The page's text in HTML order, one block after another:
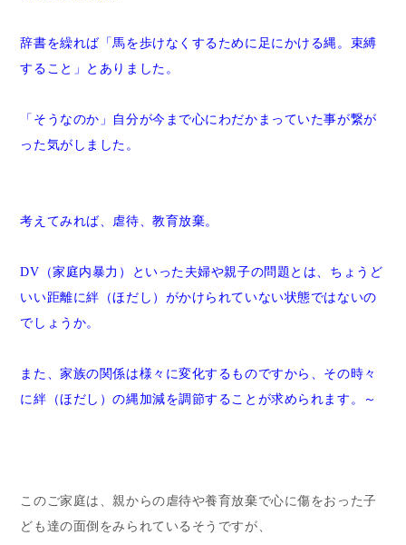
辞書を繰れば「馬を歩けなくするために足にかける縄。束縛
すること」とありました。
「そうなのか」自分が今まで心にわだかまっていた事が繋が
った気がしました。
考えてみれば、虐待、教育放棄。
DV（家庭内暴力）といった夫婦や親子の問題とは、ちょうど
いい距離に絆（ほだし）がかけられていない状態ではないの
でしょうか。
また、家族の関係は様々に変化するものですから、その時々
に絆（ほだし）の縄加減を調節することが求められます。～
このご家庭は、親からの虐待や養育放棄で心に傷をおった子
ども達の面倒をみられているそうですが、